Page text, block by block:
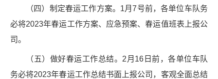
（四）制定春运工作方案。1月7号前，各单位车队务
必将2023年春运工作方案、应急预案、春运值班表上报公
司。
（五）做好春运工作总结。2月16日前，各单位车队
务必将2023年春运工作总结书面上报公司，客观全面总结